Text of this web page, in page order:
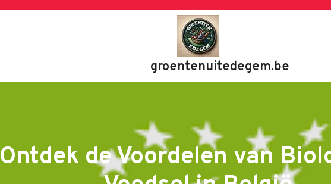
groentenuitedegem.be
Ontdek de Voordelen van